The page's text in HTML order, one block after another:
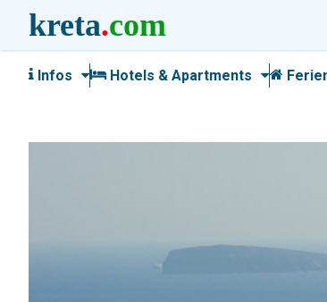
kreta.com
Infos Hotels & Apartments